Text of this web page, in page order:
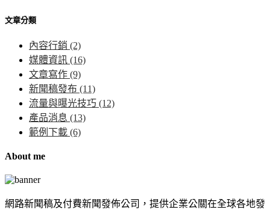
文章分類
內容行銷 (2)
媒體資訊 (16)
文章寫作 (9)
新聞稿發布 (11)
流量與曝光技巧 (12)
產品消息 (13)
範例下載 (6)
About me
網路新聞稿及付費新聞發佈公司，提供企業公關在全球各地發